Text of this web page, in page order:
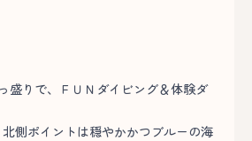
盛りで、ＦＵＮダイビング＆体験ダ
側ポイントは穏やかかつブルーの海